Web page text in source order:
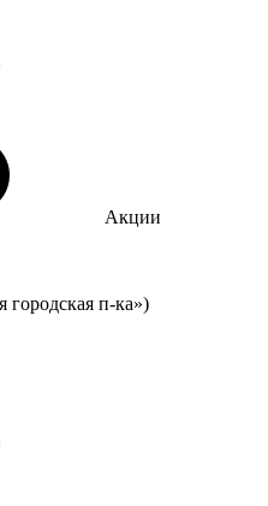
Акции
городская п-ка»)